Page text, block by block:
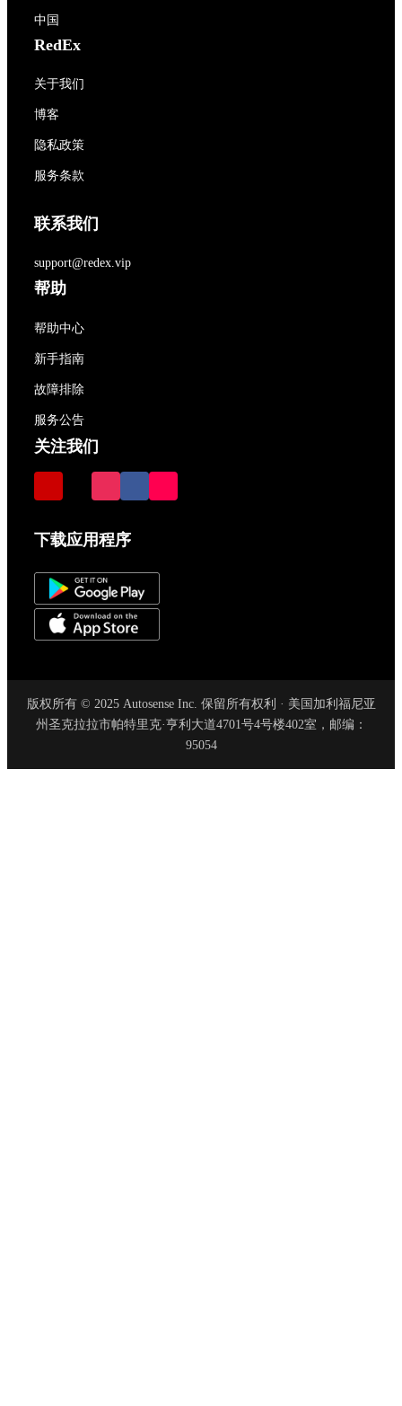
中国
RedEx
关于我们
博客
隐私政策
服务条款
联系我们
support@redex.vip
帮助
帮助中心
新手指南
故障排除
服务公告
关注我们
下载应用程序
版权所有 © 2025 Autosense Inc. 保留所有权利 · 美国加利福尼亚
州圣克拉拉市帕特里克·亨利大道4701号4号楼402室，邮编：
95054